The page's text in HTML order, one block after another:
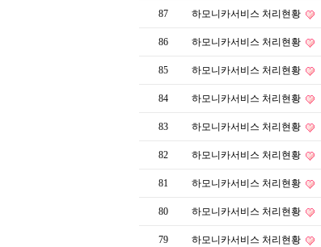
87 하모니카서비스 처리현황
86 하모니카서비스 처리현황
85 하모니카서비스 처리현황
84 하모니카서비스 처리현황
83 하모니카서비스 처리현황
82 하모니카서비스 처리현황
81 하모니카서비스 처리현황
80 하모니카서비스 처리현황
79 하모니카서비스 처리현황